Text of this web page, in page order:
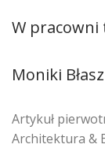
W pracowni
Moniki
Artykuł
Architektura &